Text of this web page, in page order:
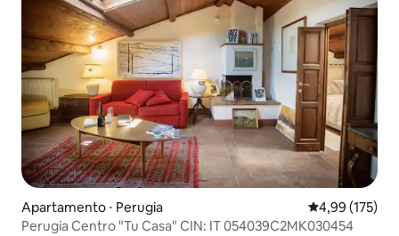
Apartamento ⋅ Perugia 4,99 de uma
4,99 (175)
Perugia Centro "Tu Casa" CIN: IT 054039C2MK030454